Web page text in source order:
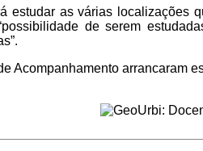
estudar as várias localizações
de serem
Acompanhamento arrancaram